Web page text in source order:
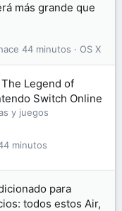
más grande que
OS X
44 minutos
Legend of
Switch Online
y juegos
minutos
para
todos estos Air,